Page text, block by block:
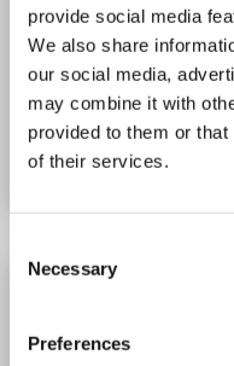
provide social media
We also share
our social media,
may combine it with
provided to them or
of their services.
Selection
Necessary
Preferences
N° du produit
Fiche technique